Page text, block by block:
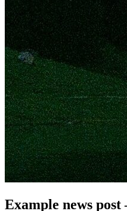
Example news post